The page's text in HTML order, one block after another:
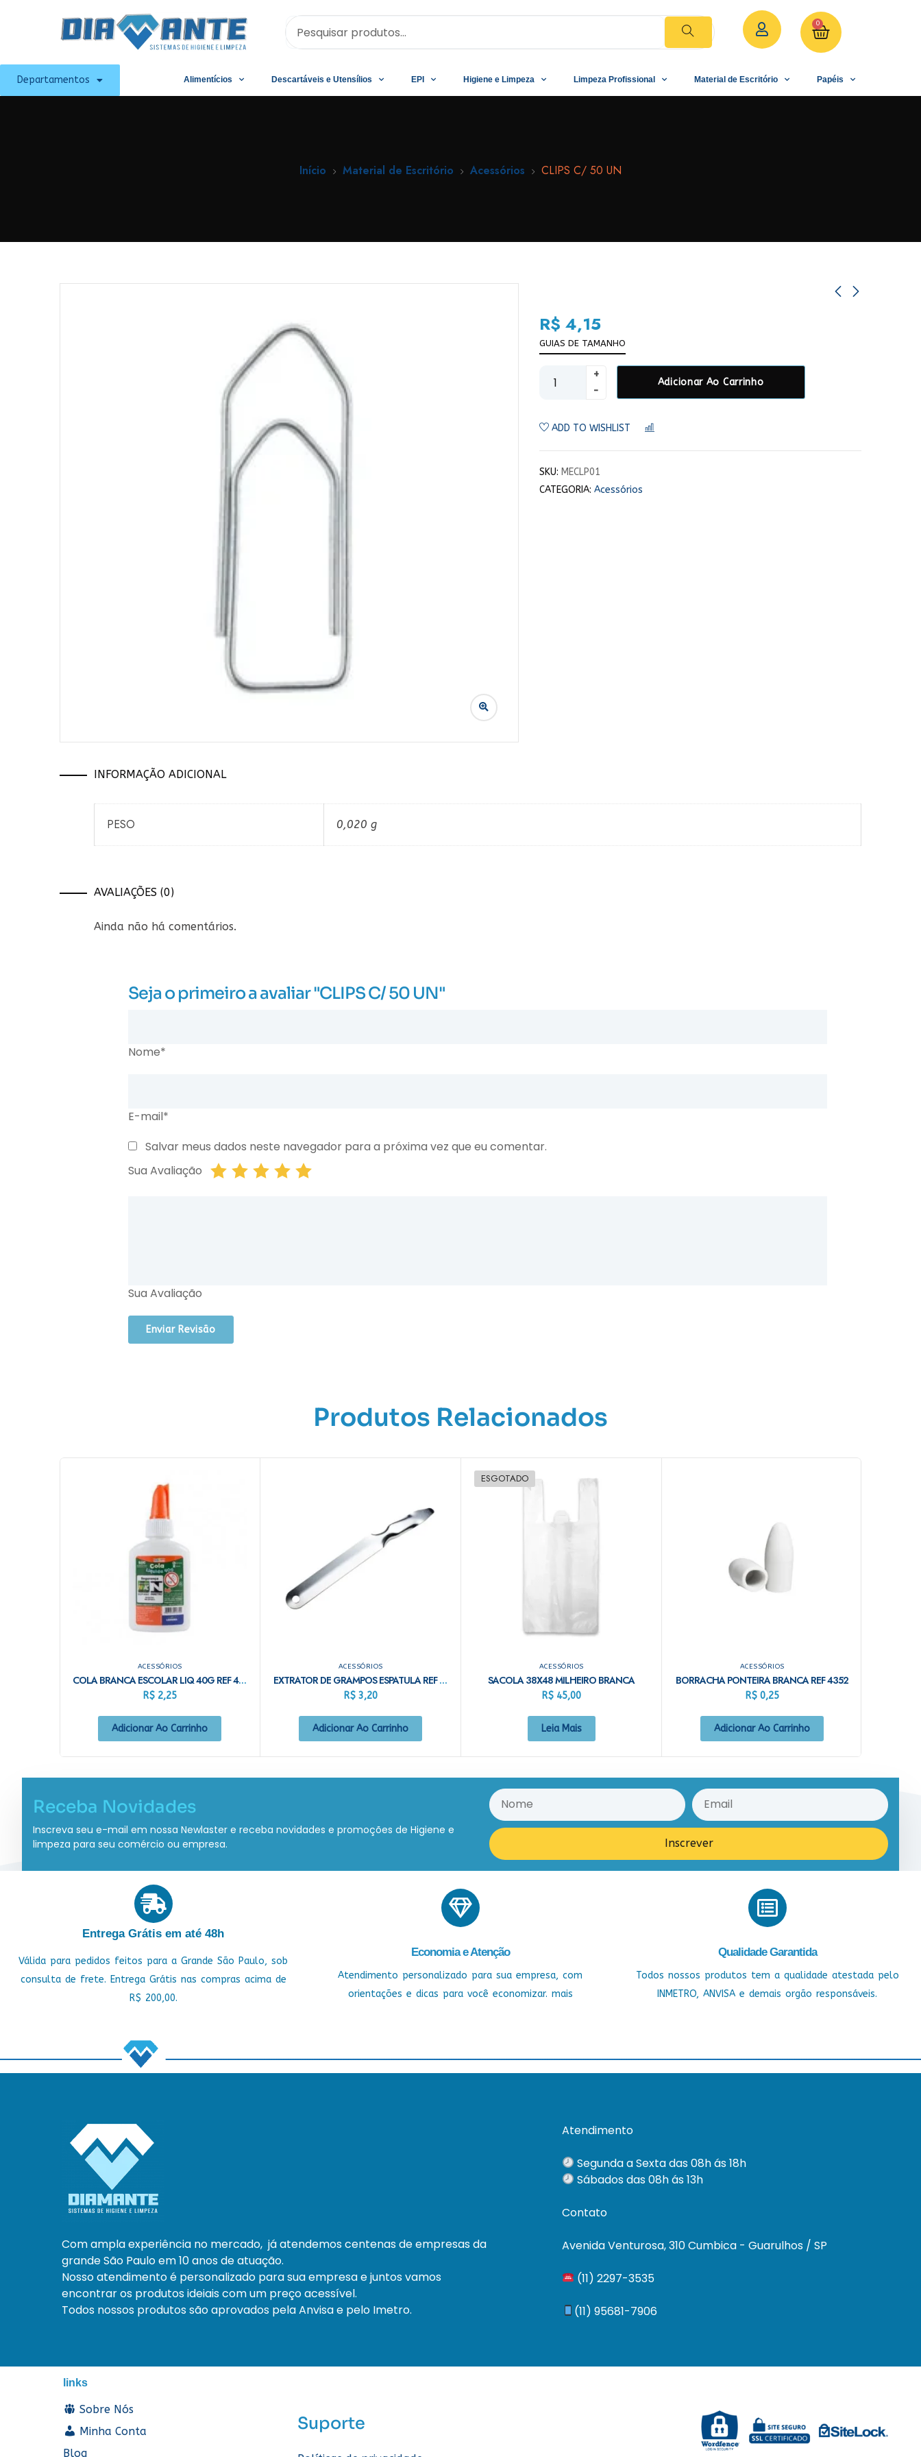
0
Departamentos Alimentícios Descartáveis e Utensílios EPI Higiene e Limpeza Limpeza Profissional Material de Escritório Papéis
Início Material de Escritório Acessórios CLIPS C/ 50 UN
R$ 4,15
GUIAS DE TAMANHO
Adicionar Ao Carrinho
ADD TO WISHLIST
SKU: MECLP01
CATEGORIA: Acessórios
INFORMAÇÃO ADICIONAL
PESO 0,020 g
AVALIAÇÕES (0)
Ainda não há comentários.
Seja o primeiro a avaliar "CLIPS C/ 50 UN"
Nome*
E-mail*
Salvar meus dados neste navegador para a próxima vez que eu comentar.
Sua Avaliação
Sua Avaliação
Produtos Relacionados
ACESSÓRIOS
COLA BRANCA ESCOLAR LIQ 40G REF 4370
R$2,25
Adicionar Ao Carrinho
ACESSÓRIOS
EXTRATOR DE GRAMPOS ESPATULA REF 93050
R$3,20
Adicionar Ao Carrinho
ESGOTADO
ACESSÓRIOS
SACOLA 38X48 MILHEIRO BRANCA
R$45,00
Leia Mais
ACESSÓRIOS
BORRACHA PONTEIRA BRANCA REF 4352
R$0,25
Adicionar Ao Carrinho
Receba Novidades
Inscreva seu e-mail em nossa Newlaster e receba novidades e promoções de Higiene e
limpeza para seu comércio ou empresa.
Inscrever
Entrega Grátis em até 48h
Válida para pedidos feitos para a Grande São Paulo, sob
consulta de frete. Entrega Grátis nas compras acima de
R$ 200,00.
Economia e Atenção
Atendimento personalizado para sua empresa, com
orientações e dicas para você economizar. mais
Qualidade Garantida
Todos nossos produtos tem a qualidade atestada pelo
INMETRO, ANVISA e demais orgão responsáveis.
Com ampla experiência no mercado, já atendemos centenas de empresas da
grande São Paulo em 10 anos de atuação.
Nosso atendimento é personalizado para sua empresa e juntos vamos
encontrar os produtos ideiais com um preço acessível.
Todos nossos produtos são aprovados pela Anvisa e pelo Imetro.
Atendimento
Segunda a Sexta das 08h ás 18h
Sábados das 08h ás 13h
Contato
Avenida Venturosa, 310 Cumbica - Guarulhos / SP
(11) 2297-3535
(11) 95681-7906
links
Sobre Nós
Minha Conta
Blog
Suporte